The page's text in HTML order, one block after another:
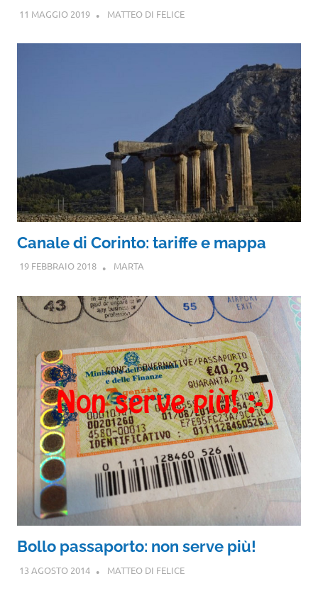
11 MAGGIO 2019 MATTEO DI FELICE
Canale di Corinto: tariffe e mappa
19 FEBBRAIO 2018 MARTA
Bollo passaporto: non serve più!
13 AGOSTO 2014 MATTEO DI FELICE